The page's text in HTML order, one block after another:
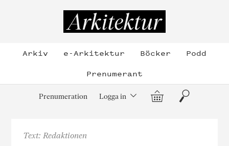
Arkiv e-Arkitektur Böcker
Podd
Prenumerant
Prenumeration Logga in Varukorg
Sök
Text: Redaktionen